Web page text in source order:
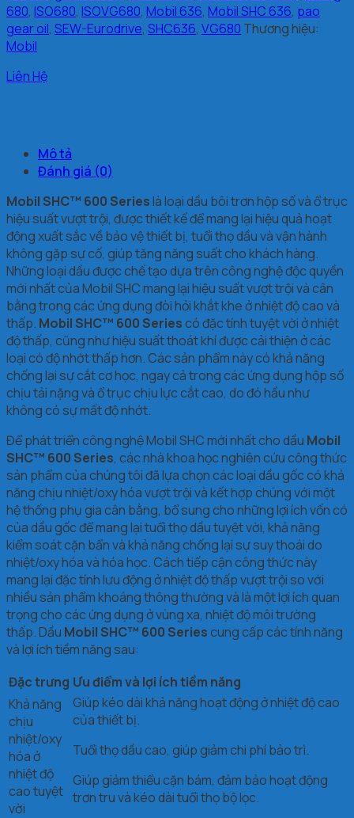
680, ISO680, ISOVG680, Mobil 636, Mobil SHC 636, pao
gear oil, SEW-Eurodrive, SHC636, VG680 Thương hiệu:
Mobil
Liên Hệ
Mô tả
Đánh giá (0)
Mobil SHC™ 600 Serieslà loại dầu bôi trơn hộp số và ổ trục
hiệu suất vượt trội, được thiết kế để mang lại hiệu quả hoạt
động xuất sắc về bảo vệ thiết bị, tuổi thọ dầu và vận hành
không gặp sự cố, giúp tăng năng suất cho khách hàng.
Những loại dầu được chế tạo dựa trên công nghệ độc quyền
mới nhất của Mobil SHC mang lại hiệu suất vượt trội và cân
bằng trong các ứng dụng đòi hỏi khắt khe ở nhiệt độ cao và
thấp. Mobil SHC™ 600 Seriescó đặc tính tuyệt vời ở nhiệt
độ thấp, cũng như hiệu suất thoát khí được cải thiện ở các
loại có độ nhớt thấp hơn. Các sản phẩm này có khả năng
chống lại sự cắt cơ học, ngay cả trong các ứng dụng hộp số
chịu tải nặng và ổ trục chịu lực cắt cao, do đó hầu như
không có sự mất độ nhớt.
Để phát triển công nghệ Mobil SHC mới nhất cho dầu Mobil
SHC™ 600 Series, các nhà khoa học nghiên cứu công thức
sản phẩm của chúng tôi đã lựa chọn các loại dầu gốc có khả
năng chịu nhiệt/oxy hóa vượt trội và kết hợp chúng với một
hệ thống phụ gia cân bằng, bổ sung cho những lợi ích vốn có
của dầu gốc để mang lại tuổi thọ dầu tuyệt vời, khả năng
kiểm soát cặn bẩn và khả năng chống lại sự suy thoái do
nhiệt/oxy hóa và hóa học. Cách tiếp cận công thức này
mang lại đặc tính lưu động ở nhiệt độ thấp vượt trội so với
nhiều sản phẩm khoáng thông thường và là một lợi ích quan
trọng cho các ứng dụng ở vùng xa, nhiệt độ môi trường
thấp. Dầu Mobil SHC™ 600 Seriescung cấp các tính năng
và lợi ích tiềm năng sau:
Đặc trưng Ưu điểm và lợi ích tiềm năng
Khả năng
chịu
nhiệt/oxy
hóa ở
nhiệt độ
cao tuyệt
vời
Giúp kéo dài khả năng hoạt động ở nhiệt độ cao
của thiết bị.
Tuổi thọ dầu cao, giúp giảm chi phí bảo trì.
Giúp giảm thiểu cặn bám, đảm bảo hoạt động
trơn tru và kéo dài tuổi thọ bộ lọc.